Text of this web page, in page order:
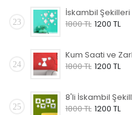
23
1800 TL 1200 TL
24
1800 TL 1200 TL
25
1800 TL 1200 TL